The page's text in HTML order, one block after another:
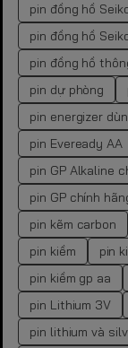
pin đồng hồ
pin đồng hồ
pin đồng hồ
pin dự phòng
pin energizer
pin Eveready AA
pin GP Alkaline
pin GP chính
pin kẽm carbon
pin kiềm
pin
pin kiềm gp aa
pin Lithium 3V
pin lithium và